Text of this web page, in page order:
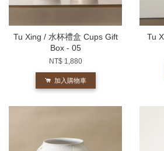
Tu Xing / 水杯禮盒 Cups Gift
Box - 05
NT$ 1,880
加入購物車
Tu